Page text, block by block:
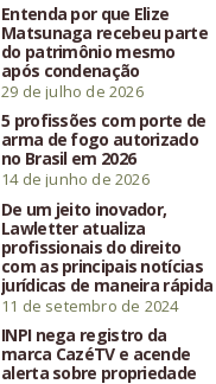
Entenda por que Elize
Matsunaga recebeu parte
do patrimônio mesmo
após condenação
29 de julho de 2026
5 profissões com porte de
arma de fogo autorizado
no Brasil em 2026
14 de junho de 2026
De um jeito inovador,
Lawletter atualiza
profissionais do direito
com as principais notícias
jurídicas de maneira rápida
11 de setembro de 2024
INPI nega registro da
marca CazéTV e acende
alerta sobre propriedade